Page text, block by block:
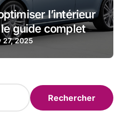
l’intérieur
guide complet
27, 2025